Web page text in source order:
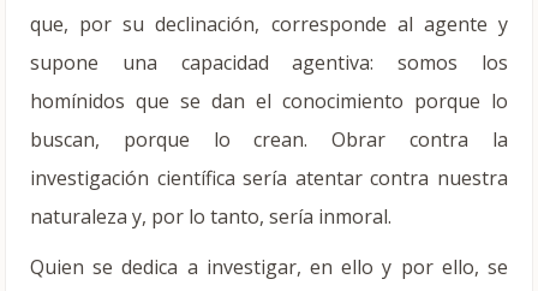
que, por su declinación, corresponde al agente y
supone una capacidad agentiva: somos los
homínidos que se dan el conocimiento porque lo
buscan, porque lo crean. Obrar contra la
investigación científica sería atentar contra nuestra
naturaleza y, por lo tanto, sería inmoral.
Quien se dedica a investigar, en ello y por ello, se